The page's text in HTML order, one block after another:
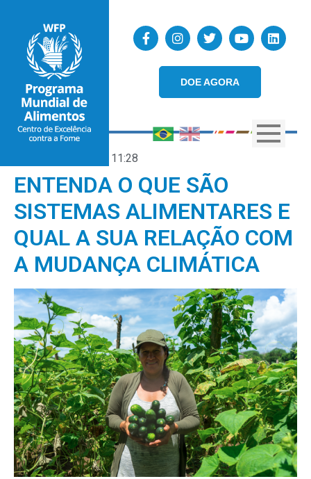
DOE AGORA
11:28
ENTENDA O QUE SÃO
SISTEMAS ALIMENTARES E
QUAL A SUA RELAÇÃO COM
A MUDANÇA CLIMÁTICA